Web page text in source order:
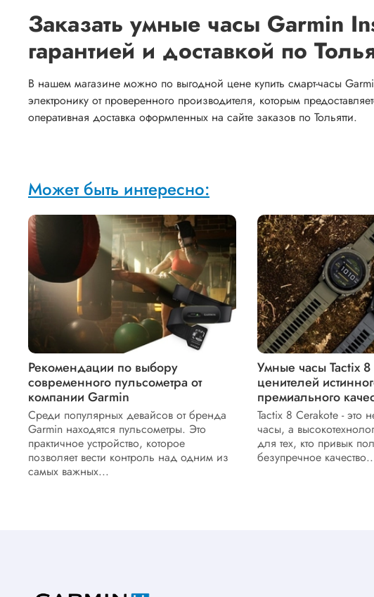
Заказать умные часы Garmin
гарантией и доставкой по
В нашем магазине можно по выгодной цене купить смарт-часы
электронику от проверенного производителя, которым
оперативная доставка оформленных на сайте заказов по Тольятти.
Может быть интересно:
Рекомендации по выбору
современного пульсометра от
компании Garmin
Среди популярных девайсов от бренда
Garmin находятся пульсометры. Это
практичное устройство, которое
позволяет вести контроль над одним из
самых важных...
Умные часы Tactix
ценителей
премиального
Tactix 8 Cerakote - это
часы, а
для тех, кто привык
безупречное